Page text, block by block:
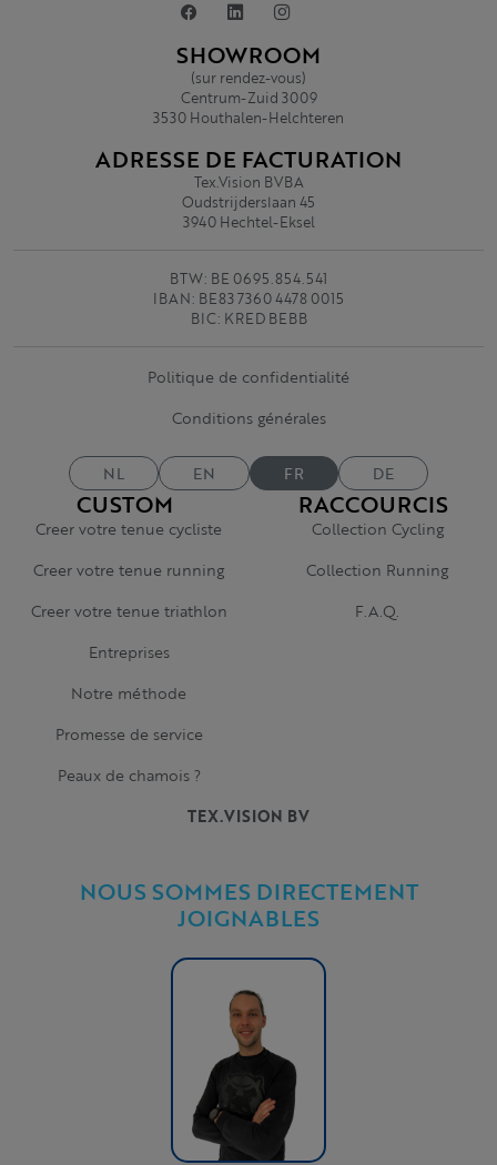
TEX.VISION BV
NOUS SOMMES DIRECTEMENT
JOIGNABLES
CUSTOM
Creer votre tenue cycliste
Creer votre tenue running
Creer votre tenue triathlon
Entreprises
Notre méthode
Promesse de service
Peaux de chamois ?
RACCOURCIS
Collection Cycling
Collection Running
F.A.Q.
SHOWROOM
(sur rendez-vous)
Centrum-Zuid 3009
3530 Houthalen-Helchteren
ADRESSE DE FACTURATION
Tex.Vision BVBA
Oudstrijderslaan 45
3940 Hechtel-Eksel
BTW: BE 0695.854.541
IBAN: BE83 7360 4478 0015
BIC: KRED BEBB
Politique de confidentialité
Conditions générales
NL EN FR DE